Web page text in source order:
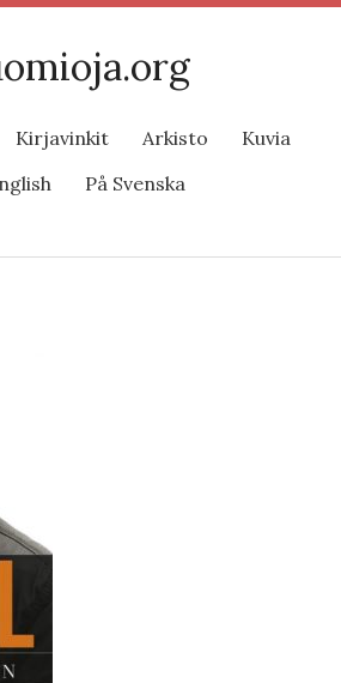
Kirjavinkit Arkisto
Kuvia
På Svenska